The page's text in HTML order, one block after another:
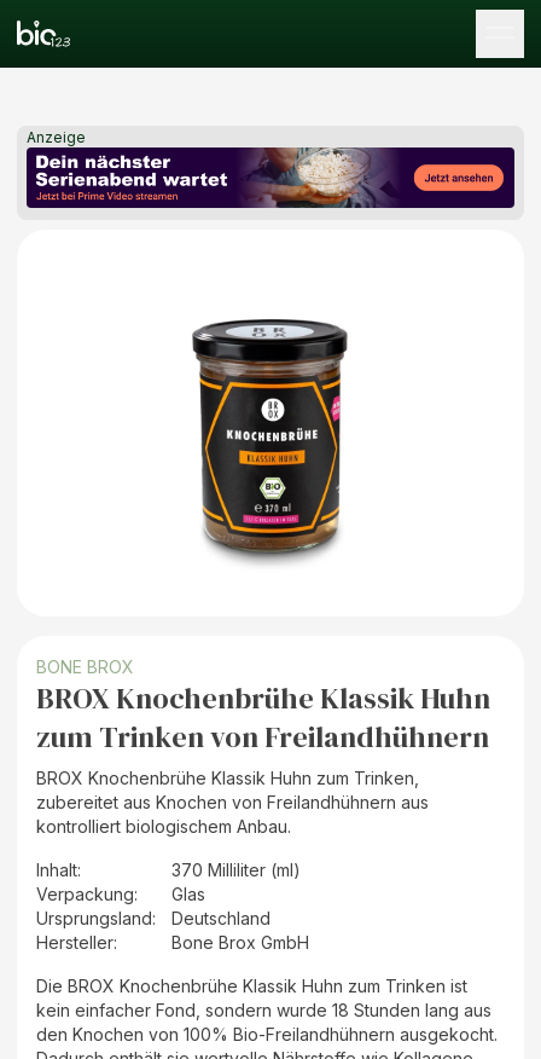
Anzeige
BONE BROX
BROX Knochenbrühe Klassik Huhn
zum Trinken von Freilandhühnern
BROX Knochenbrühe Klassik Huhn zum Trinken,
zubereitet aus Knochen von Freilandhühnern aus
kontrolliert biologischem Anbau.
Inhalt:
370 Milliliter (ml)
Verpackung:
Glas
Ursprungsland:
Deutschland
Hersteller: Bone Brox GmbH
Die BROX Knochenbrühe Klassik Huhn zum Trinken ist
kein einfacher Fond, sondern wurde 18 Stunden lang aus
den Knochen von 100% Bio-Freilandhühnern ausgekocht.